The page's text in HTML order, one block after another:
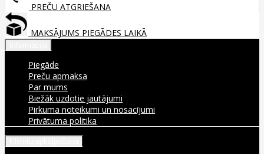
PREČU ATGRIEŠANA
MAKSĀJUMS PIEGĀDES LAIKĀ
Piegāde
Preču apmaksa
Par mums
Biežāk uzdotie jautājumi
Pirkuma noteikumi un nosacījumi
Privātuma politika